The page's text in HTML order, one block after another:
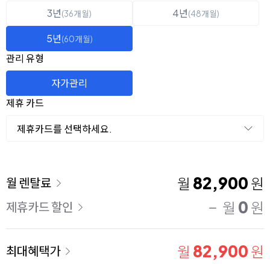
3년(36개월) 4년(48개월)
5년(60개월)
관리 유형
자가관리
제휴 카드
제휴카드를 선택하세요.
이용 요금
월 렌탈료 월 82,900 원
제휴카드 할인 월 0 원
최대혜택가 월 82,900 원